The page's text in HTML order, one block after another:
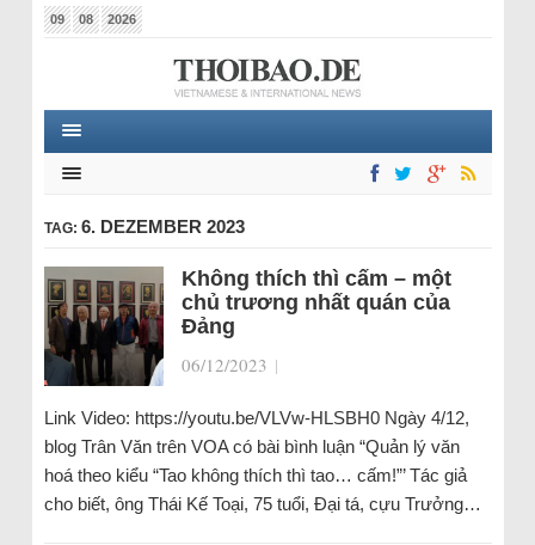
09 08 2026
TAG: 6. DEZEMBER 2023
Không thích thì cấm – một
chủ trương nhất quán của
Đảng
06/12/2023 |
Link Video: https://youtu.be/VLVw-HLSBH0 Ngày 4/12,
blog Trân Văn trên VOA có bài bình luận “Quản lý văn
hoá theo kiểu “Tao không thích thì tao… cấm!”’ Tác giả
cho biết, ông Thái Kế Toại, 75 tuổi, Đại tá, cựu Trưởng…